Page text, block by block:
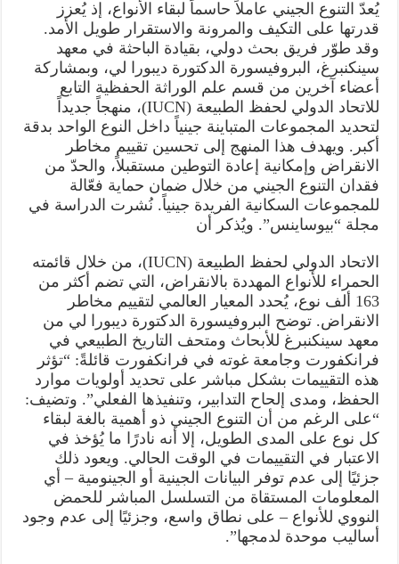
يُعدّ التنوع الجيني عاملاً حاسماً لبقاء الأنواع، إذ يُعزز
قدرتها على التكيف والمرونة والاستقرار طويل الأمد.
وقد طوّر فريق بحث دولي، بقيادة الباحثة في معهد
سينكنبرغ، البروفيسورة الدكتورة ديبورا لي، وبمشاركة
أعضاء آخرين من قسم علم الوراثة الحفظية التابع
للاتحاد الدولي لحفظ الطبيعة (IUCN)، منهجاً جديداً
لتحديد المجموعات المتباينة جينياً داخل النوع الواحد بدقة
أكبر. ويهدف هذا المنهج إلى تحسين تقييم مخاطر
الانقراض وإمكانية إعادة التوطين مستقبلاً، والحدّ من
فقدان التنوع الجيني من خلال ضمان حماية فعّالة
للمجموعات السكانية الفريدة جينياً. نُشرت الدراسة في
مجلة “بيوساينس”. ويُذكر أن
الاتحاد الدولي لحفظ الطبيعة (IUCN)، من خلال قائمته
الحمراء للأنواع المهددة بالانقراض، التي تضم أكثر من
163 ألف نوع، يُحدد المعيار العالمي لتقييم مخاطر
الانقراض. توضح البروفيسورة الدكتورة ديبورا لي من
معهد سينكنبرغ للأبحاث ومتحف التاريخ الطبيعي في
فرانكفورت وجامعة غوته في فرانكفورت قائلةً: “تؤثر
هذه التقييمات بشكل مباشر على تحديد أولويات موارد
الحفظ، ومدى إلحاح التدابير، وتنفيذها الفعلي”. وتضيف:
“على الرغم من أن التنوع الجيني ذو أهمية بالغة لبقاء
كل نوع على المدى الطويل، إلا أنه نادرًا ما يُؤخذ في
الاعتبار في التقييمات في الوقت الحالي. ويعود ذلك
جزئيًا إلى عدم توفر البيانات الجينية أو الجينومية – أي
المعلومات المستقاة من التسلسل المباشر للحمض
النووي للأنواع – على نطاق واسع، وجزئيًا إلى عدم وجود
أساليب موحدة لدمجها”.